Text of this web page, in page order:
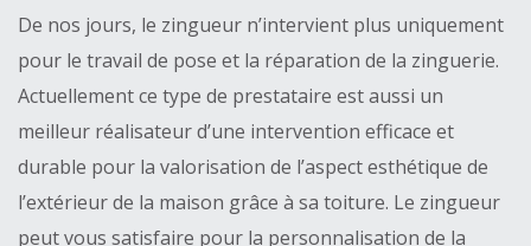
De nos jours, le zingueur n’intervient plus uniquement
pour le travail de pose et la réparation de la zinguerie.
Actuellement ce type de prestataire est aussi un
meilleur réalisateur d’une intervention efficace et
durable pour la valorisation de l’aspect esthétique de
l’extérieur de la maison grâce à sa toiture. Le zingueur
peut vous satisfaire pour la personnalisation de la